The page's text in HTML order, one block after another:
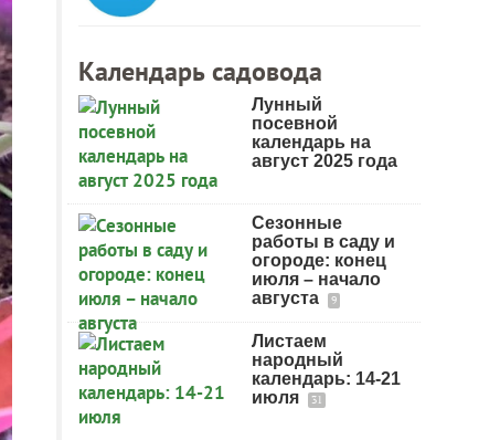
Календарь садовода
Лунный
посевной
календарь на
август 2025 года
Сезонные
работы в саду и
огороде: конец
июля – начало
августа
9
Листаем
народный
календарь: 14-21
июля
31